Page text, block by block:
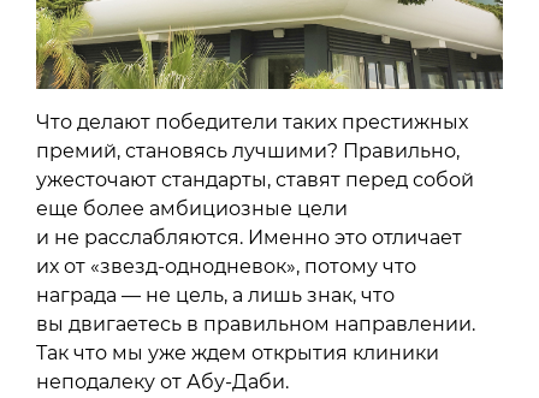
Что делают победители таких престижных
премий, становясь лучшими? Правильно,
ужесточают стандарты, ставят перед собой
еще более амбициозные цели
и не расслабляются. Именно это отличает
их от «звезд-однодневок», потому что
награда — не цель, а лишь знак, что
вы двигаетесь в правильном направлении.
Так что мы уже ждем открытия клиники
неподалеку от Абу-Даби.